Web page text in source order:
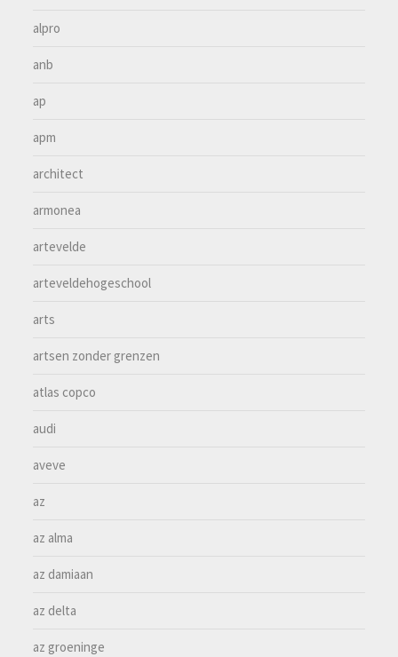
alpro
anb
ap
apm
architect
armonea
artevelde
arteveldehogeschool
arts
artsen zonder grenzen
atlas copco
audi
aveve
az
az alma
az damiaan
az delta
az groeninge